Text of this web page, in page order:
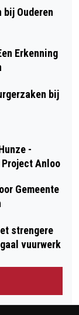
bij Ouderen
Erkenning
bij
-
Anloo
Gemeente
strengere
vuurwerk